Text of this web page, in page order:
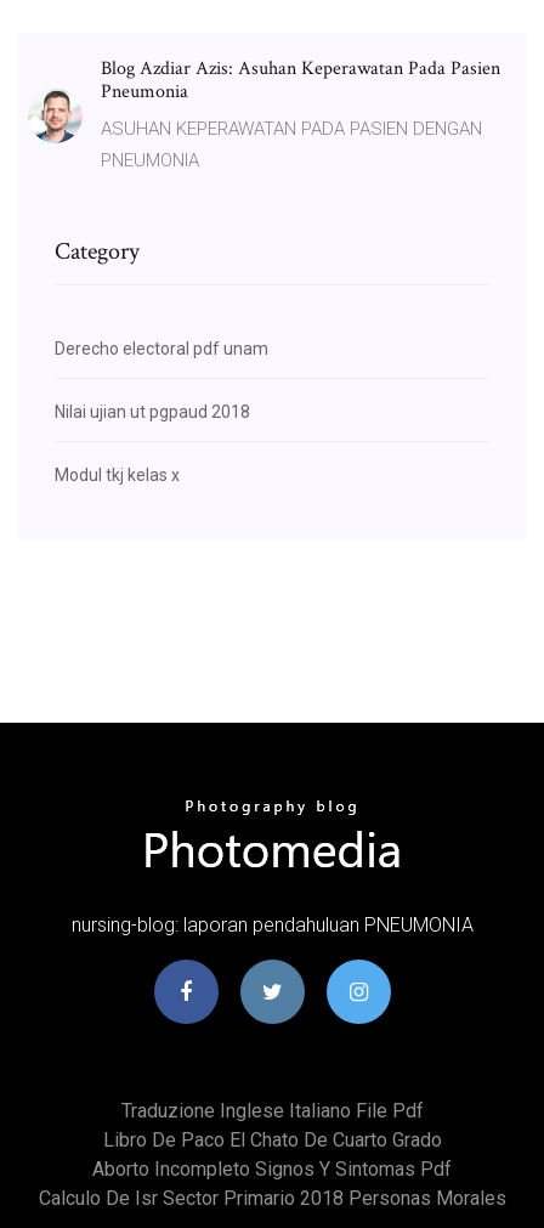
Blog Azdiar Azis: Asuhan Keperawatan Pada Pasien
Pneumonia
ASUHAN KEPERAWATAN PADA PASIEN DENGAN
PNEUMONIA
Category
Derecho electoral pdf unam
Nilai ujian ut pgpaud 2018
Modul tkj kelas x
nursing-blog: laporan pendahuluan PNEUMONIA
Traduzione Inglese Italiano File Pdf
Libro De Paco El Chato De Cuarto Grado
Aborto Incompleto Signos Y Sintomas Pdf
Calculo De Isr Sector Primario 2018 Personas Morales